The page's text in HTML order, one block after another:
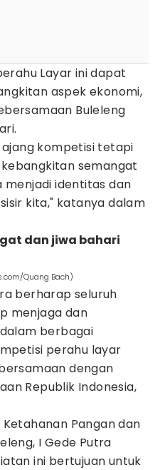
Layar ini dapat
aspek ekonomi,
Buleleng
kompetisi tetapi
semangat
identitas dan
kita," katanya dalam
dan jiwa bahari
Quang Bach)
berharap seluruh
menjaga dan
berbagai
perahu layar
dengan
Republik Indonesia,
Pangan dan
I Gede Putra
ini bertujuan untuk